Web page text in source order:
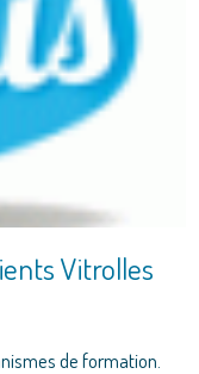
Vitrolles
de formation.